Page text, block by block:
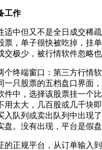
工作
适中但又不是全日成交稀
票，单子很快被吃掉，挂
交极少，被行情软件忽略也
个终端窗口：第三方行情
一只股票的五档盘口界面
件中，选择该股票挂一个
用太大，几百股或几千块
入队列或卖出队列中出现
盘。没有出现，平台是假盘
的正规平台，从订单输入